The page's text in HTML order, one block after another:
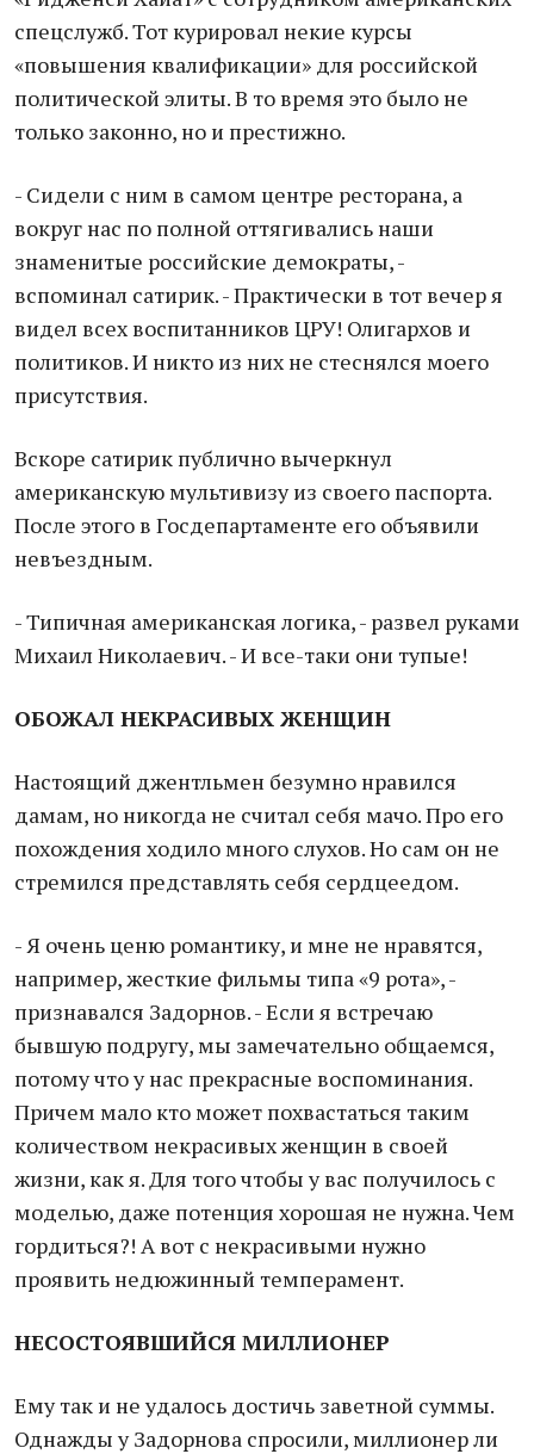
спецслужб. Тот курировал некие курсы
«повышения квалификации» для российской
политической элиты. В то время это было не
только законно, но и престижно.
- Сидели с ним в самом центре ресторана, а
вокруг нас по полной оттягивались наши
знаменитые российские демократы, -
вспоминал сатирик. - Практически в тот вечер я
видел всех воспитанников ЦРУ! Олигархов и
политиков. И никто из них не стеснялся моего
присутствия.
Вскоре сатирик публично вычеркнул
американскую мультивизу из своего паспорта.
После этого в Госдепартаменте его объявили
невъездным.
- Типичная американская логика, - развел руками
Михаил Николаевич. - И все-таки они тупые!
ОБОЖАЛ НЕКРАСИВЫХ ЖЕНЩИН
Настоящий джентльмен безумно нравился
дамам, но никогда не считал себя мачо. Про его
похождения ходило много слухов. Но сам он не
стремился представлять себя сердцеедом.
- Я очень ценю романтику, и мне не нравятся,
например, жесткие фильмы типа «9 рота», -
признавался Задорнов. - Если я встречаю
бывшую подругу, мы замечательно общаемся,
потому что у нас прекрасные воспоминания.
Причем мало кто может похвастаться таким
количеством некрасивых женщин в своей
жизни, как я. Для того чтобы у вас получилось с
моделью, даже потенция хорошая не нужна. Чем
гордиться?! А вот с некрасивыми нужно
проявить недюжинный темперамент.
НЕСОСТОЯВШИЙСЯ МИЛЛИОНЕР
Ему так и не удалось достичь заветной суммы.
Однажды у Задорнова спросили, миллионер ли